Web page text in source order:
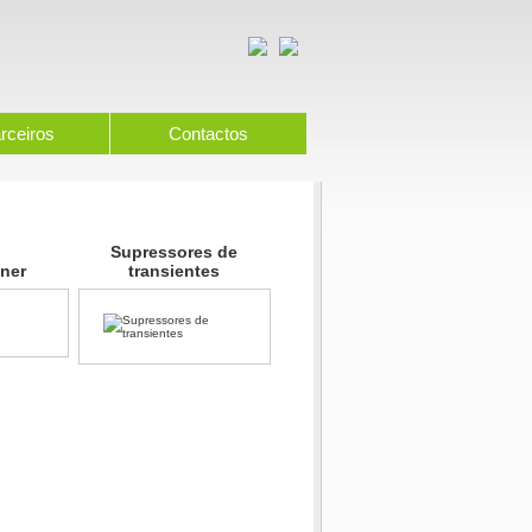
Contactos
Supressores de
transientes